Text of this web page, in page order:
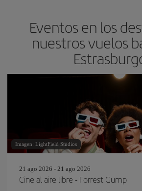
Eventos en los
nuestros vuelos
Imagen: LightField Studios
21 ago 2026 - 21 ago 2026
Cine al aire libre - Forrest Gump